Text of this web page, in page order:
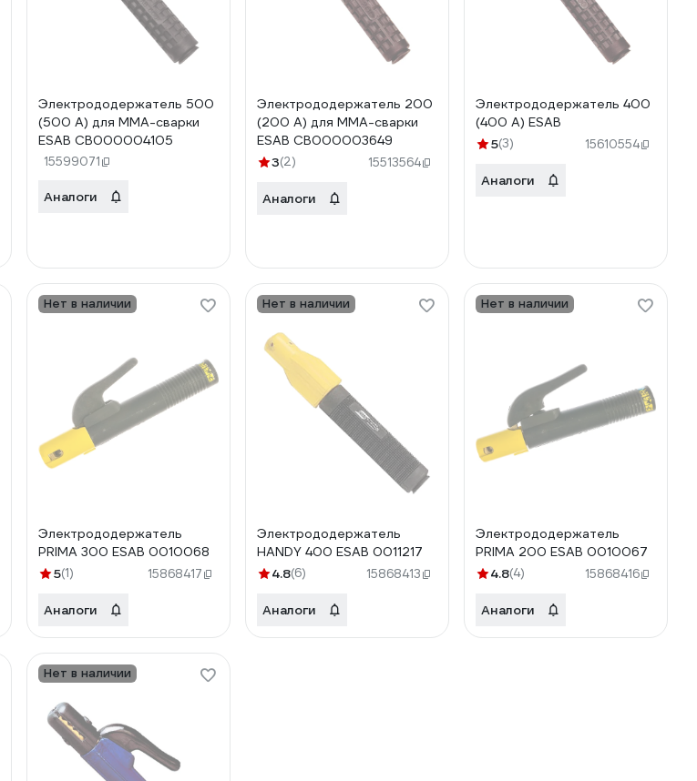
Электрододержатель 500
(500 А) для MMA-сварки
ESAB СВ000004105
15599071
Аналоги
Электрододержатель 200
(200 А) для MMA-сварки
ESAB СВ000003649
3(2) 15513564
Аналоги
Электрододержатель 400
(400 А) ESAB
5(3) 15610554
Аналоги
Нет в наличии
Электрододержатель
PRIMA 300 ESAB 0010068
5(1) 15868417
Аналоги
Нет в наличии
Электрододержатель
HANDY 400 ESAB 0011217
4.8(6) 15868413
Аналоги
Нет в наличии
Электрододержатель
PRIMA 200 ESAB 0010067
4.8(4) 15868416
Аналоги
Нет в наличии